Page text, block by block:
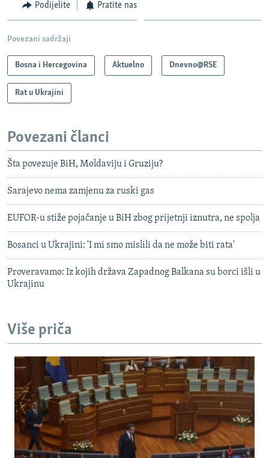
Podijelite Pratite nas
Povezani sadržaji
Bosna i Hercegovina Aktuelno Dnevno@RSE
Rat u Ukrajini
Povezani članci
Šta povezuje BiH, Moldaviju i Gruziju?
Sarajevo nema zamjenu za ruski gas
EUFOR-u stiže pojačanje u BiH zbog prijetnji iznutra, ne spolja
Bosanci u Ukrajini: 'I mi smo mislili da ne može biti rata'
Proveravamo: Iz kojih država Zapadnog Balkana su borci išli u
Ukrajinu
Više priča